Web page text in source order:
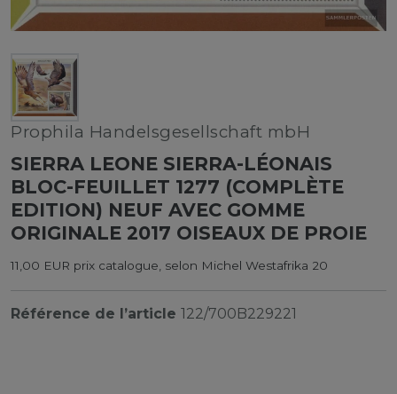
Prophila Handelsgesellschaft mbH
SIERRA LEONE SIERRA-LÉONAIS
BLOC-FEUILLET 1277 (COMPLÈTE
EDITION) NEUF AVEC GOMME
ORIGINALE 2017 OISEAUX DE PROIE
11,00 EUR prix catalogue, selon Michel Westafrika 20
Référence de l’article 122/700B229221